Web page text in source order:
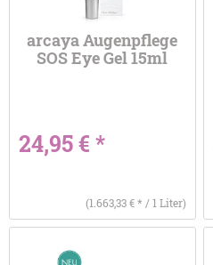
arcaya Augenpflege
SOS Eye Gel 15ml
24,95 € *
(1.663,33 € * / 1 Liter)